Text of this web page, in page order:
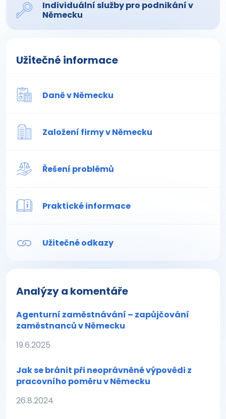
Individuální služby pro podnikání v
Německu
Užitečné informace
Daně v Německu
Založení firmy v Německu
Řešení problémů
Praktické informace
Užitečné odkazy
Analýzy a komentáře
Agenturní zaměstnávání – zapůjčování
zaměstnanců v Německu
19.6.2025
Jak se bránit při neoprávněné výpovědi z
pracovního poměru v Německu
26.8.2024